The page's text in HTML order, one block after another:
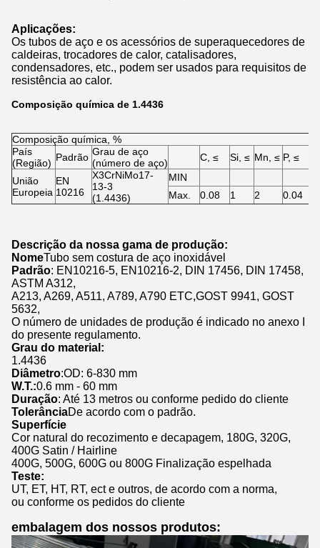
Aplicações:
Os tubos de aço e os acessórios de superaquecedores de
caldeiras, trocadores de calor, catalisadores,
condensadores, etc., podem ser usados para requisitos de
resistência ao calor.
Composição química de 1.4436
Composição química, %
País
(Região) Padrão Grau de aço
(número de aço)
C, ≤ Si, ≤ Mn, ≤ P, ≤
União
Europeia
EN
10216
X3CrNiMo17-
13-3
(1.4436)
MIN
Max.
0.08 1 2 0.04
Descrição da nossa gama de produção:
NomeTubo sem costura de aço inoxidável
Padrão: EN10216-5, EN10216-2, DIN 17456, DIN 17458,
ASTM A312,
A213, A269, A511, A789, A790 ETC,GOST 9941, GOST
5632,
O número de unidades de produção é indicado no anexo I
do presente regulamento.
Grau do material:
1.4436
Diâmetro:OD: 6-830 mm
W.T.:0.6 mm - 60 mm
Duração: Até 13 metros ou conforme pedido do cliente
TolerânciaDe acordo com o padrão.
Superfície
Cor natural do recozimento e decapagem, 180G, 320G,
400G Satin / Hairline
400G, 500G, 600G ou 800G Finalização espelhada
Teste:
UT, ET, HT, RT, ect e outros, de acordo com a norma,
ou conforme os pedidos do cliente
embalagem dos nossos produtos: